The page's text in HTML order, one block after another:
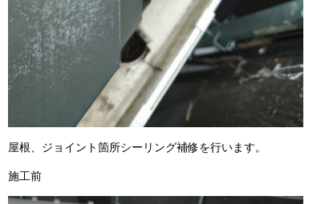
屋根、ジョイント箇所シーリング補修を行います。
施工前